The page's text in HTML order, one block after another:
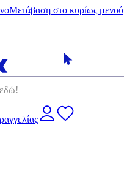
Μετάβαση στο κυρίως μενού